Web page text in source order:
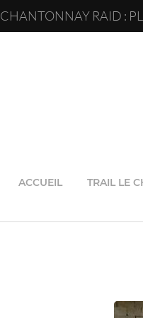
CHANTONNAY RAID :
ACCUEIL TRAIL LE